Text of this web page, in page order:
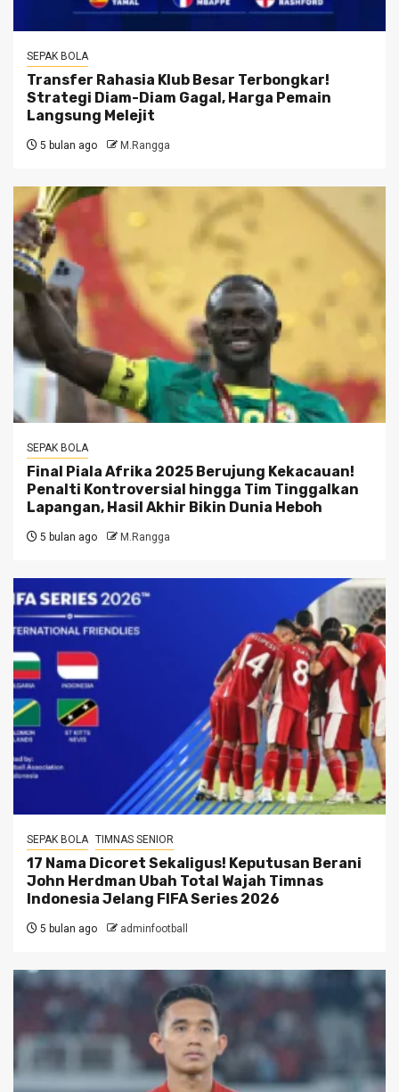
SEPAK BOLA
Transfer Rahasia Klub Besar Terbongkar!
Strategi Diam-Diam Gagal, Harga Pemain
Langsung Melejit
5 bulan ago M.Rangga
SEPAK BOLA
Final Piala Afrika 2025 Berujung Kekacauan!
Penalti Kontroversial hingga Tim Tinggalkan
Lapangan, Hasil Akhir Bikin Dunia Heboh
5 bulan ago M.Rangga
SEPAK BOLA TIMNAS SENIOR
17 Nama Dicoret Sekaligus! Keputusan Berani
John Herdman Ubah Total Wajah Timnas
Indonesia Jelang FIFA Series 2026
5 bulan ago adminfootball